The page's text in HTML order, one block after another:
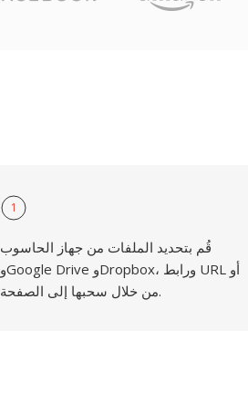
1
قُم بتحديد الملفات من جهاز الحاسوب
وGoogle Drive وDropbox، ورابط URL أو
من خلال سحبها إلى الصفحة.